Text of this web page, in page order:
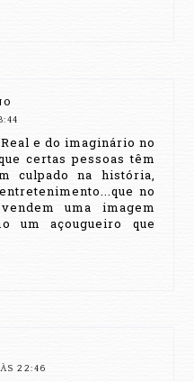
e do imaginário no
certas pessoas têm
culpado na história,
no
uma imagem
um açougueiro que
22:46